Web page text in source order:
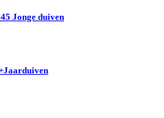
Jonge duiven